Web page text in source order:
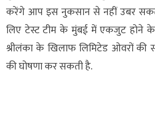
करेंगे आप इस नुकसान से नहीं उबर
लिए टेस्ट टीम के मुंबई में एकजुट होने
श्रीलंका के खिलाफ लिमिटेड ओवरों की
की घोषणा कर सकती है.